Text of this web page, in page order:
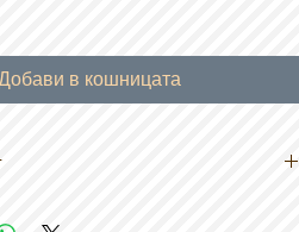
в кошницата